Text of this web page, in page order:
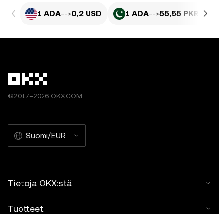
1 ADA-->0,2 USD 1 ADA-->55,55 PKR
©2017–2026 OKX.COM
Suomi/EUR
Tietoja OKX:stä
Tuotteet